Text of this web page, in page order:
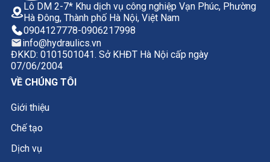
Lô DM 2-7* Khu dịch vụ công nghiệp Vạn Phúc, Phường
Hà Đông, Thành phố Hà Nội, Việt Nam
0904127778-0906217998
info@hydraulics.vn
ĐKKD: 0101501041. Sở KHĐT Hà Nội cấp ngày
07/06/2004
VỀ CHÚNG TÔI
Giới thiệu
Chế tạo
Dịch vụ